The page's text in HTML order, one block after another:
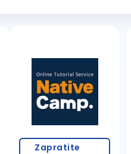
Zapratite